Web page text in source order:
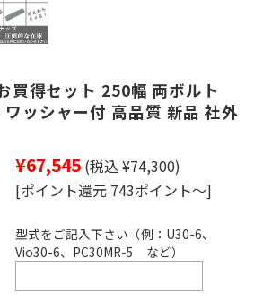
買得セット 250幅 両ボルト
ワッシャー付 高品質 新品 社外
¥67,545 (税込 ¥74,300)
[ポイント還元 743ポイント～]
型式をご記入下さい（例：U30-6、
Vio30-6、PC30MR-5 など）